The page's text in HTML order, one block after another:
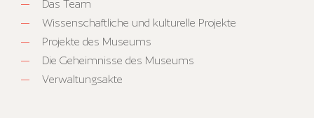
Das Team
Wissenschaftliche und kulturelle Projekte
Projekte des Museums
Die Geheimnisse des Museums
Verwaltungsakte